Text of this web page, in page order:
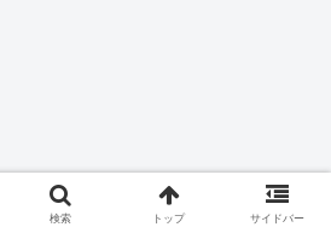
検索 トップ サイドバー